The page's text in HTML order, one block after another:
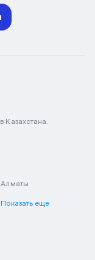
Казахстана.
Алматы
Показать еще